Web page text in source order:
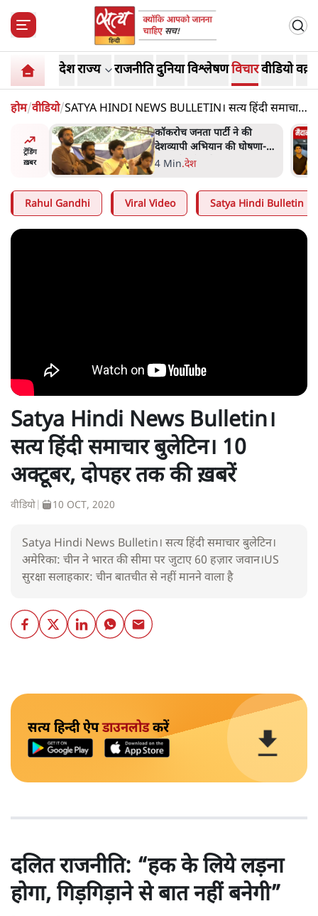
देशराज्य राजनीतिदुनियाविश्लेषणविचारवीडियो
होम/वीडियो/SATYA HINDI NEWS BULLETIN। सत्य हिंदी समाचार
बुलेटिन। 10 अक्टूबर, दोपहर तक की ख़बरें
ट्रेंडिंग
ख़बर
ने
सोरेन का
कॉकरोच जनता पार्टी ने की
देशव्यापी अभियान की घोषणा-
'क्या बोलती पब्लिक'
4 Min.देश
Rahul Gandhi Viral Video Satya Hindi Bulletin
Satya Hindi News Bulletin।
सत्य हिंदी समाचार बुलेटिन। 10
अक्टूबर, दोपहर तक की ख़बरें
वीडियो 10 OCT, 2020
Satya Hindi News Bulletin। सत्य हिंदी समाचार बुलेटिन।
अमेरिका: चीन ने भारत की सीमा पर जुटाए 60 हज़ार जवान।US
सुरक्षा सलाहकार: चीन बातचीत से नहीं मानने वाला है
सत्य हिन्दी ऐपडाउनलोडकरें
दलित राजनीति: “हक के लिये लड़ना
होगा, गिड़गिड़ाने से बात नहीं बनेगी”